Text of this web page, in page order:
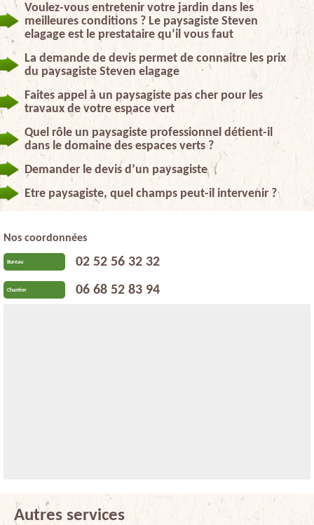
Voulez-vous entretenir votre jardin dans les
meilleures conditions ? Le paysagiste Steven
elagage est le prestataire qu’il vous faut
La demande de devis permet de connaitre les prix
du paysagiste Steven elagage
Faites appel à un paysagiste pas cher pour les
travaux de votre espace vert
Quel rôle un paysagiste professionnel détient-il
dans le domaine des espaces verts ?
Demander le devis d’un paysagiste
Etre paysagiste, quel champs peut-il intervenir ?
Nos coordonnées
Bureau 02 52 56 32 32
Chantier 06 68 52 83 94
Autres services